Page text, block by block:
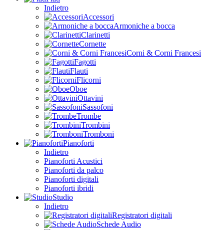
Indietro
Accessori
Armoniche a bocca
Clarinetti
Cornette
Corni & Corni Francesi
Fagotti
Flauti
Flicorni
Oboe
Ottavini
Sassofoni
Trombe
Trombini
Tromboni
Pianoforti
Indietro
Pianoforti Acustici
Pianoforti da palco
Pianoforti digitali
Pianoforti ibridi
Studio
Indietro
Registratori digitali
Schede Audio